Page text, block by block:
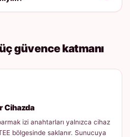
güvence katmanı
Cihazda
izi anahtarları yalnızca cihaz
bölgesinde saklanır. Sunucuya